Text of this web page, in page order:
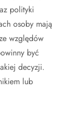
polityki
osoby mają
względów
być
decyzji.
lub